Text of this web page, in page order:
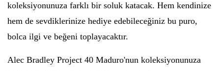
koleksiyonunuza farklı bir soluk katacak. Hem kendinize
hem de sevdiklerinize hediye edebileceğiniz bu puro,
bolca ilgi ve beğeni toplayacaktır.
Alec Bradley Project 40 Maduro'nun koleksiyonunuza